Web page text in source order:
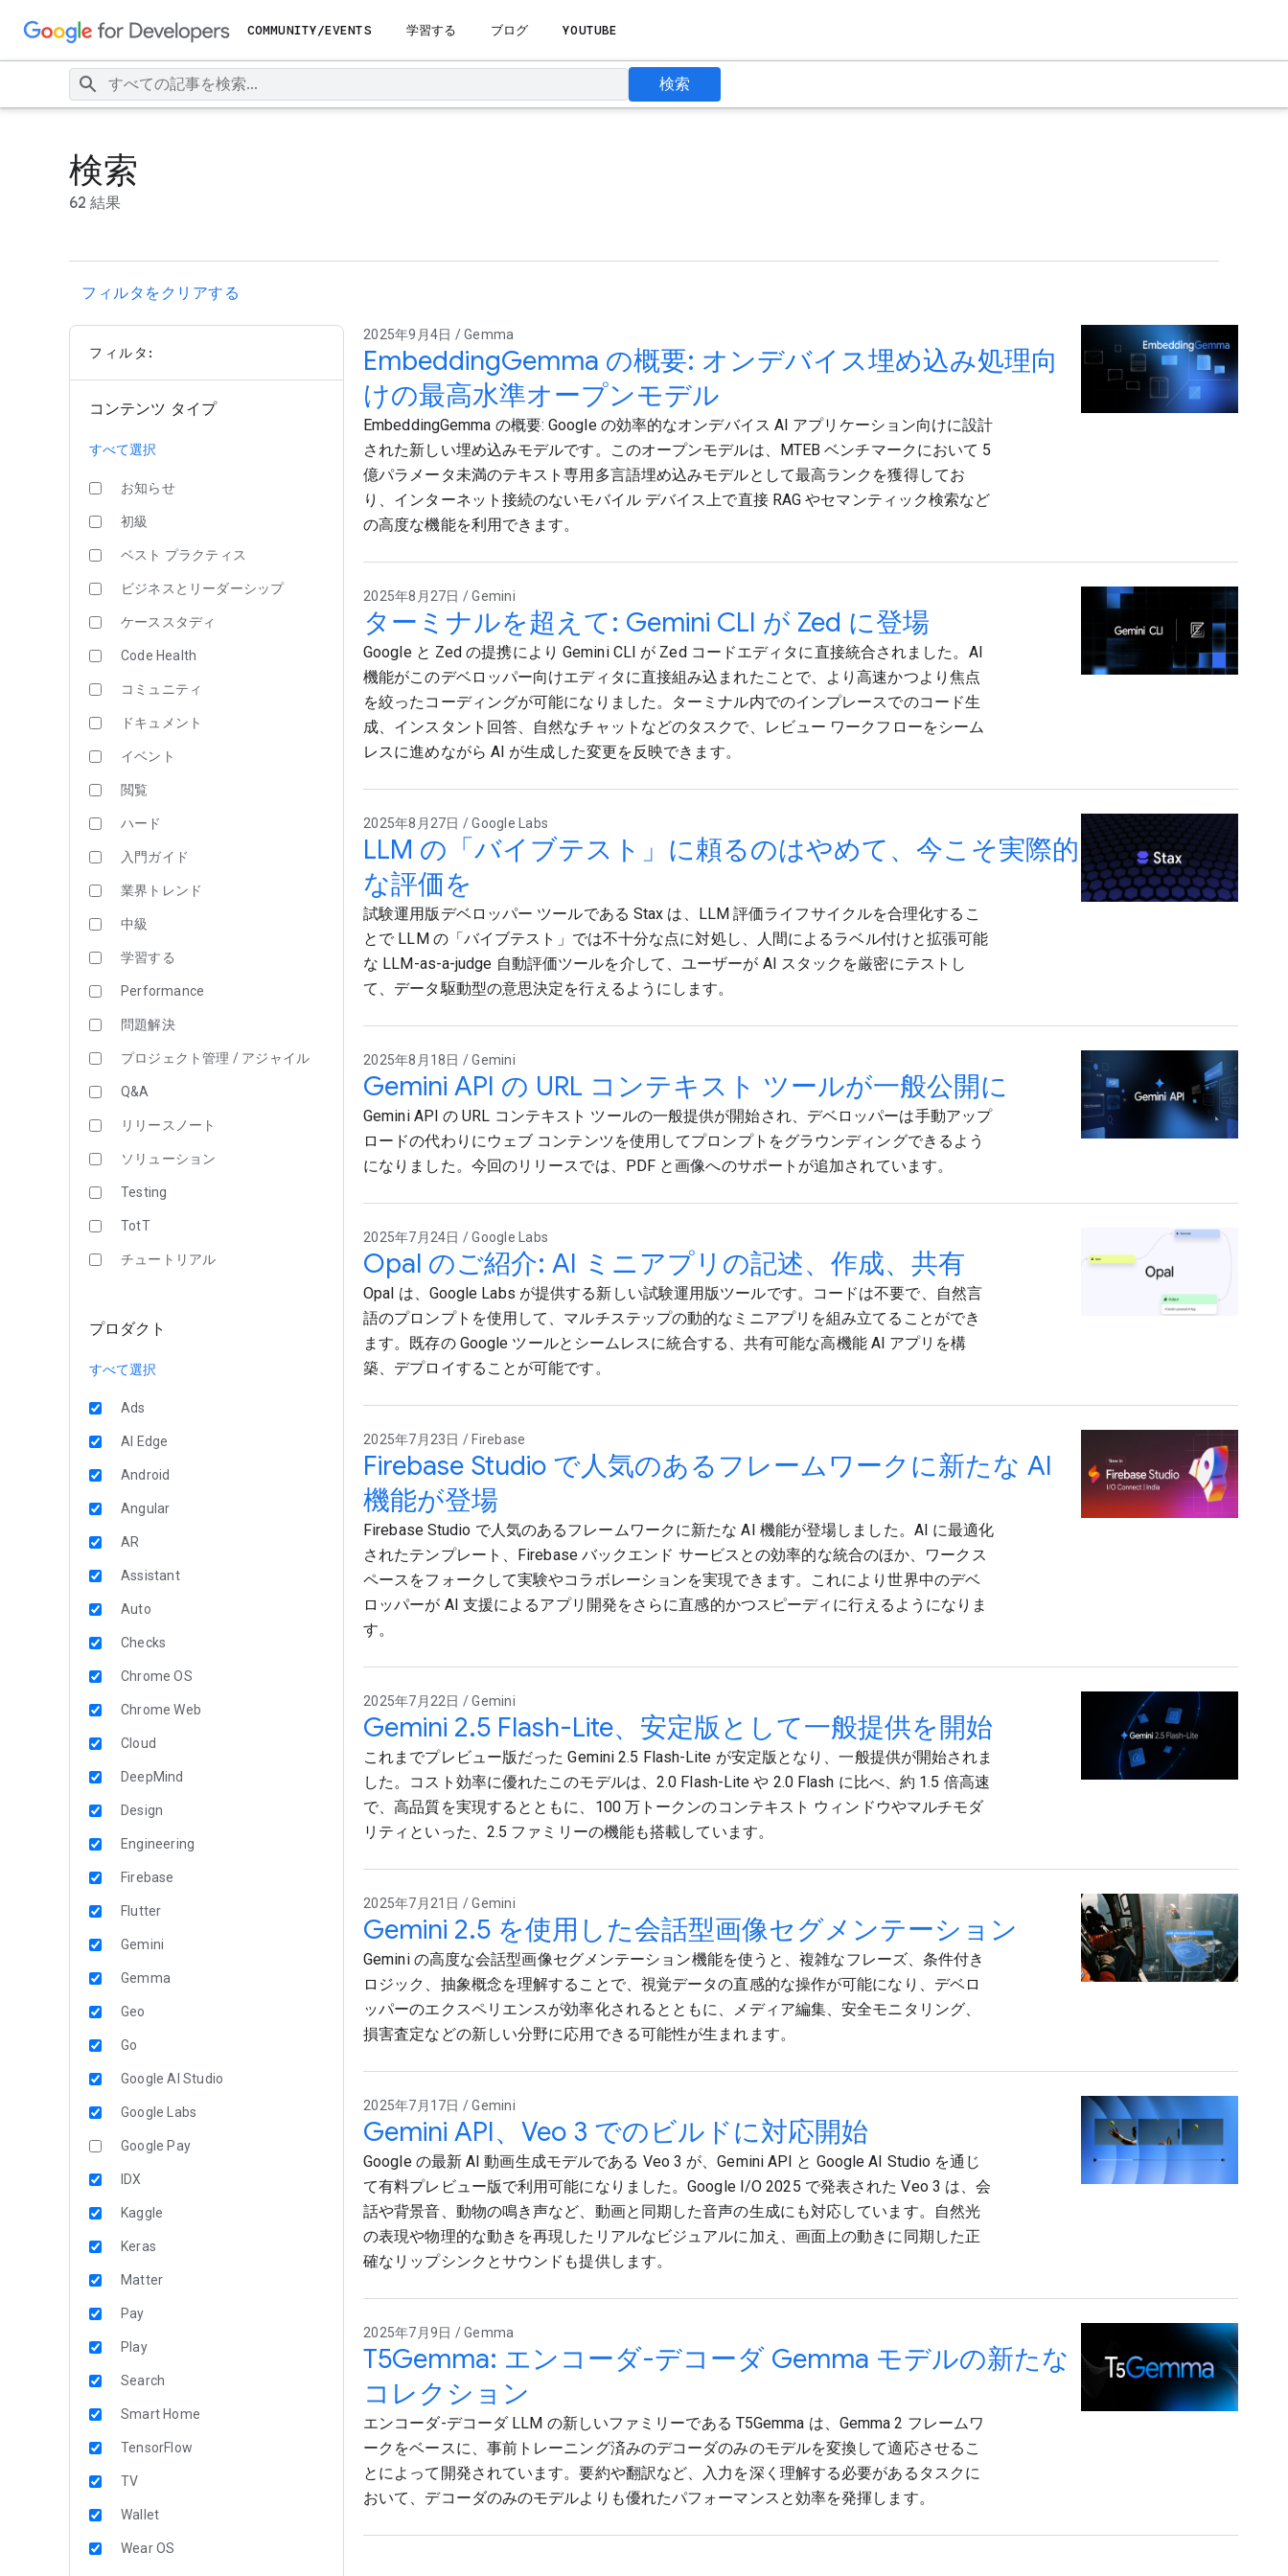
COMMUNITY/EVENTS 学習する ブログ YOUTUBE
検索
検索
62 結果
フィルタをクリアする
フィルタ:
コンテンツ タイプ
すべて選択
お知らせ
初級
ベスト プラクティス
ビジネスとリーダーシップ
ケーススタディ
Code Health
コミュニティ
ドキュメント
イベント
閲覧
ハード
入門ガイド
業界トレンド
中級
学習する
Performance
問題解決
プロジェクト管理 / アジャイル
Q&A
リリースノート
ソリューション
Testing
TotT
チュートリアル
プロダクト
すべて選択
Ads
AI Edge
Android
Angular
AR
Assistant
Auto
Checks
Chrome OS
Chrome Web
Cloud
DeepMind
Design
Engineering
Firebase
Flutter
Gemini
Gemma
Geo
Go
Google AI Studio
Google Labs
Google Pay
IDX
Kaggle
Keras
Matter
Pay
Play
Search
Smart Home
TensorFlow
TV
Wallet
Wear OS
2025年9月4日 / Gemma
EmbeddingGemma の概要: オンデバイス埋め込み処理向
けの最高水準オープンモデル
EmbeddingGemma の概要: Google の効率的なオンデバイス AI アプリケーション向けに設計
された新しい埋め込みモデルです。このオープンモデルは、MTEB ベンチマークにおいて 5
億パラメータ未満のテキスト専用多言語埋め込みモデルとして最高ランクを獲得してお
り、インターネット接続のないモバイル デバイス上で直接 RAG やセマンティック検索など
の高度な機能を利用できます。
2025年8月27日 / Gemini
ターミナルを超えて: Gemini CLI が Zed に登場
Google と Zed の提携により Gemini CLI が Zed コードエディタに直接統合されました。AI
機能がこのデベロッパー向けエディタに直接組み込まれたことで、より高速かつより焦点
を絞ったコーディングが可能になりました。ターミナル内でのインプレースでのコード生
成、インスタント回答、自然なチャットなどのタスクで、レビュー ワークフローをシーム
レスに進めながら AI が生成した変更を反映できます。
2025年8月27日 / Google Labs
LLM の「バイブテスト」に頼るのはやめて、今こそ実際的
な評価を
試験運用版デベロッパー ツールである Stax は、LLM 評価ライフサイクルを合理化するこ
とで LLM の「バイブテスト」では不十分な点に対処し、人間によるラベル付けと拡張可能
な LLM-as-a-judge 自動評価ツールを介して、ユーザーが AI スタックを厳密にテストし
て、データ駆動型の意思決定を行えるようにします。
2025年8月18日 / Gemini
Gemini API の URL コンテキスト ツールが一般公開に
Gemini API の URL コンテキスト ツールの一般提供が開始され、デベロッパーは手動アップ
ロードの代わりにウェブ コンテンツを使用してプロンプトをグラウンディングできるよう
になりました。今回のリリースでは、PDF と画像へのサポートが追加されています。
2025年7月24日 / Google Labs
Opal のご紹介: AI ミニアプリの記述、作成、共有
Opal は、Google Labs が提供する新しい試験運用版ツールです。コードは不要で、自然言
語のプロンプトを使用して、マルチステップの動的なミニアプリを組み立てることができ
ます。既存の Google ツールとシームレスに統合する、共有可能な高機能 AI アプリを構
築、デプロイすることが可能です。
2025年7月23日 / Firebase
Firebase Studio で人気のあるフレームワークに新たな AI
機能が登場
Firebase Studio で人気のあるフレームワークに新たな AI 機能が登場しました。AI に最適化
されたテンプレート、Firebase バックエンド サービスとの効率的な統合のほか、ワークス
ペースをフォークして実験やコラボレーションを実現できます。これにより世界中のデベ
ロッパーが AI 支援によるアプリ開発をさらに直感的かつスピーディに行えるようになりま
す。
2025年7月22日 / Gemini
Gemini 2.5 Flash-Lite、安定版として一般提供を開始
これまでプレビュー版だった Gemini 2.5 Flash-Lite が安定版となり、一般提供が開始されま
した。コスト効率に優れたこのモデルは、2.0 Flash-Lite や 2.0 Flash に比べ、約 1.5 倍高速
で、高品質を実現するとともに、100 万トークンのコンテキスト ウィンドウやマルチモダ
リティといった、2.5 ファミリーの機能も搭載しています。
2025年7月21日 / Gemini
Gemini 2.5 を使用した会話型画像セグメンテーション
Gemini の高度な会話型画像セグメンテーション機能を使うと、複雑なフレーズ、条件付き
ロジック、抽象概念を理解することで、視覚データの直感的な操作が可能になり、デベロ
ッパーのエクスペリエンスが効率化されるとともに、メディア編集、安全モニタリング、
損害査定などの新しい分野に応用できる可能性が生まれます。
2025年7月17日 / Gemini
Gemini API、Veo 3 でのビルドに対応開始
Google の最新 AI 動画生成モデルである Veo 3 が、Gemini API と Google AI Studio を通じ
て有料プレビュー版で利用可能になりました。Google I/O 2025 で発表された Veo 3 は、会
話や背景音、動物の鳴き声など、動画と同期した音声の生成にも対応しています。自然光
の表現や物理的な動きを再現したリアルなビジュアルに加え、画面上の動きに同期した正
確なリップシンクとサウンドも提供します。
2025年7月9日 / Gemma
T5Gemma: エンコーダ-デコーダ Gemma モデルの新たな
コレクション
エンコーダ-デコーダ LLM の新しいファミリーである T5Gemma は、Gemma 2 フレームワ
ークをベースに、事前トレーニング済みのデコーダのみのモデルを変換して適応させるこ
とによって開発されています。要約や翻訳など、入力を深く理解する必要があるタスクに
おいて、デコーダのみのモデルよりも優れたパフォーマンスと効率を発揮します。